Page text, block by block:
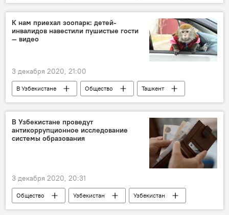
Ташкентский металлургический завод
Ташкент
Узбекистан
К нам приехал зоопарк: детей-
инвалидов навестили пушистые гости
— видео
3 декабря 2020, 21:00
В Узбекистане Общество
Ташкент
Зоопарк
дети
благотворительность
В Узбекистане проведут
антикоррупционное исследование
системы образования
3 декабря 2020, 20:31
Общество Узбекистан
Узбекистан
Коррупция
борьба с коррупцией